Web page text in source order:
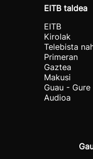
EITB taldea
EITB
Kirolak
Telebista
Primeran
Gaztea
Makusi
Guau - Gure
Audioa